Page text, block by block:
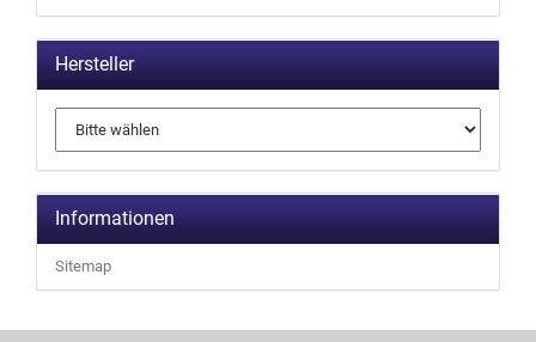
Hersteller
Informationen
Sitemap